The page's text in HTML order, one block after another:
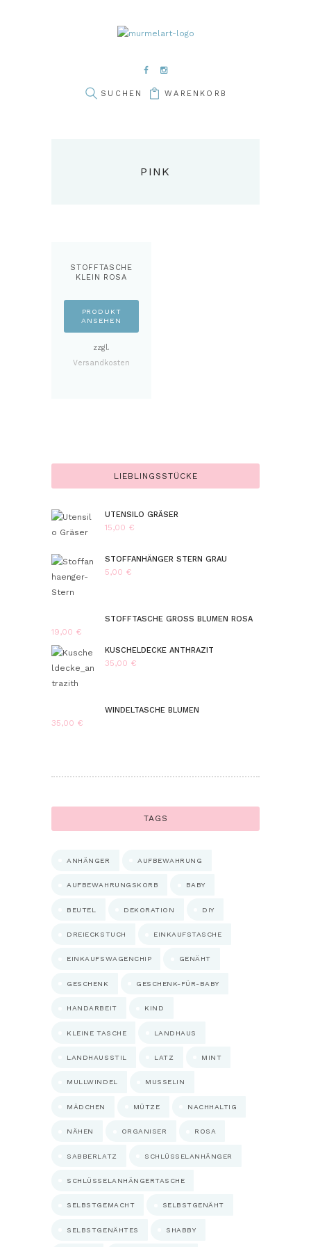
WARENKORB
PINK
STOFFTASCHE
KLEIN ROSA
PRODUKT
ANSEHEN
zzgl.
Versandkosten
LIEBLINGSSTÜCKE
UTENSILO GRÄSER
15,00 €
STOFFANHÄNGER STERN GRAU
5,00 €
STOFFTASCHE GROSS BLUMEN ROSA
19,00 €
KUSCHELDECKE ANTHRAZIT
35,00 €
WINDELTASCHE BLUMEN
35,00 €
TAGS
ANHÄNGER AUFBEWAHRUNG
AUFBEWAHRUNGSKORB BABY
BEUTEL DEKORATION DIY
DREIECKSTUCH EINKAUFSTASCHE
EINKAUFSWAGENCHIP GENÄHT
GESCHENK GESCHENK-FÜR-BABY
HANDARBEIT KIND
KLEINE TASCHE LANDHAUS
LANDHAUSSTIL LATZ MINT
MULLWINDEL MUSSELIN
MÄDCHEN MÜTZE NACHHALTIG
NÄHEN ORGANISER ROSA
SABBERLATZ SCHLÜSSELANHÄNGER
SCHLÜSSELANHÄNGERTASCHE
SELBSTGEMACHT SELBSTGENÄHT
SELBSTGENÄHTES SHABBY